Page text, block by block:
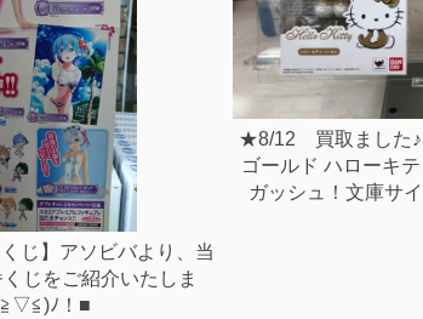
じ】アソビバより、当
じをご紹介いたしま
ﾉ！■
★8/12 買取ました
ゴールド ハローキ
ガッシュ！文庫サ